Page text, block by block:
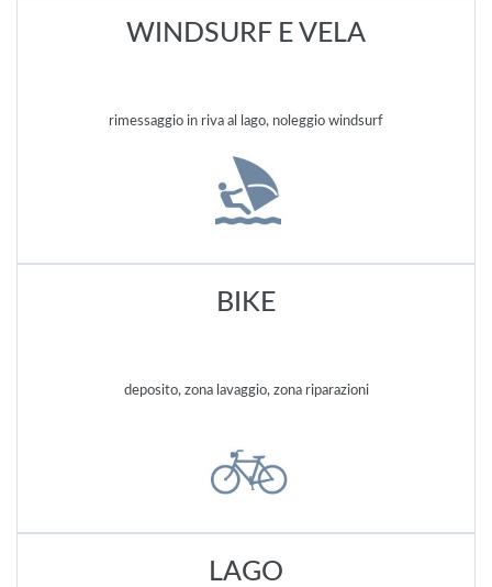
WINDSURF E VELA
rimessaggio in riva al lago, noleggio windsurf
BIKE
deposito, zona lavaggio, zona riparazioni
LAGO